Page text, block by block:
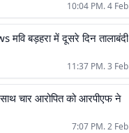
10:04 PM. 4 Feb
बड़हरा में दूसरे दिन तालाबंदी
11:37 PM. 3 Feb
चार आरोपित को आरपीएफ ने
7:07 PM. 2 Feb